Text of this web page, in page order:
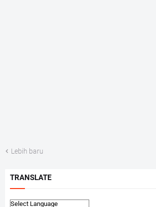
Lebih baru
TRANSLATE